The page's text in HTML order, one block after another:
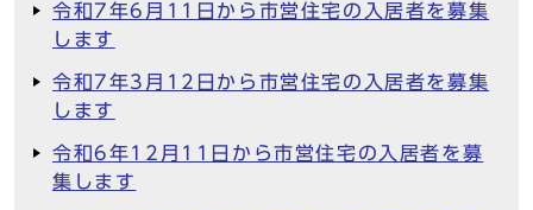
令和7年6月11日から市営住宅の入居者を募集
します
令和7年3月12日から市営住宅の入居者を募集
します
令和6年12月11日から市営住宅の入居者を募
集します